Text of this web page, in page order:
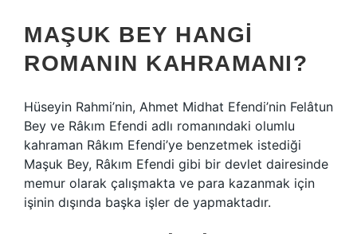
MAŞUK BEY HANGI
ROMANIN KAHRAMANI?
Hüseyin Rahmi’nin, Ahmet Midhat Efendi’nin Felâtun
Bey ve Râkım Efendi adlı romanındaki olumlu
kahraman Râkım Efendi’ye benzetmek istediği
Maşuk Bey, Râkım Efendi gibi bir devlet dairesinde
memur olarak çalışmakta ve para kazanmak için
işinin dışında başka işler de yapmaktadır.